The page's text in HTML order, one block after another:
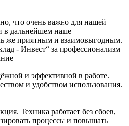
что очень важно для нашей
в дальнейшем наше
же приятным и взаимовыгодным.
- Инвест“ за профессионализм
и эффективной в работе.
и удобством использования.
Техника работает без сбоев,
процессы и повышать